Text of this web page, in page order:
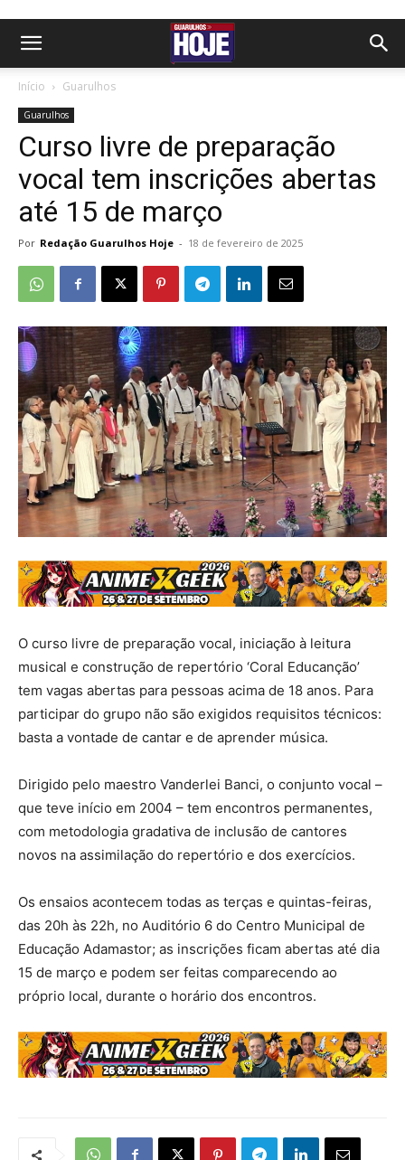
Início Guarulhos
Guarulhos
Curso livre de preparação
vocal tem inscrições abertas
até 15 de março
Por Redação Guarulhos Hoje - 18 de fevereiro de 2025
O curso livre de preparação vocal, iniciação à leitura
musical e construção de repertório ‘Coral Educanção’
tem vagas abertas para pessoas acima de 18 anos. Para
participar do grupo não são exigidos requisitos técnicos:
basta a vontade de cantar e de aprender música.
Dirigido pelo maestro Vanderlei Banci, o conjunto vocal –
que teve início em 2004 – tem encontros permanentes,
com metodologia gradativa de inclusão de cantores
novos na assimilação do repertório e dos exercícios.
Os ensaios acontecem todas as terças e quintas-feiras,
das 20h às 22h, no Auditório 6 do Centro Municipal de
Educação Adamastor; as inscrições ficam abertas até dia
15 de março e podem ser feitas comparecendo ao
próprio local, durante o horário dos encontros.